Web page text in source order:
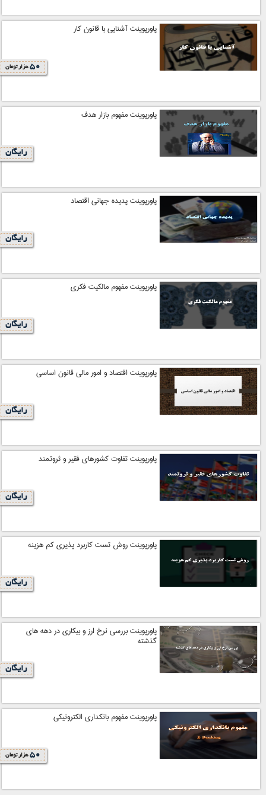
پاورپوینت آشنایی با قانون کار
50 هزار تومان
پاورپوینت مفهوم بازار هدف
رایگان
پاورپوینت پدیده جهانی اقتصاد
رایگان
پاورپوینت مفهوم مالکیت فکری
رایگان
پاورپوینت اقتصاد و امور مالی قانون اساسی
رایگان
پاورپوینت تفاوت کشورهای فقیر و ثروتمند
رایگان
پاورپوینت روش تست کاربرد پذیری کم هزینه
رایگان
پاورپوینت بررسی نرخ ارز و بیکاری در دهه های
گذشته
رایگان
پاورپوینت مفهوم بانکداری الکترونیکی
50 هزار تومان